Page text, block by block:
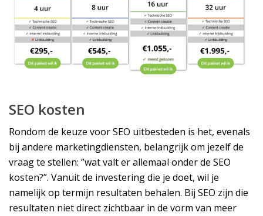
SEO kosten
Rondom de keuze voor SEO uitbesteden is het, evenals
bij andere marketingdiensten, belangrijk om jezelf de
vraag te stellen: ”wat valt er allemaal onder de SEO
kosten?”. Vanuit de investering die je doet, wil je
namelijk op termijn resultaten behalen. Bij SEO zijn die
resultaten niet direct zichtbaar in de vorm van meer